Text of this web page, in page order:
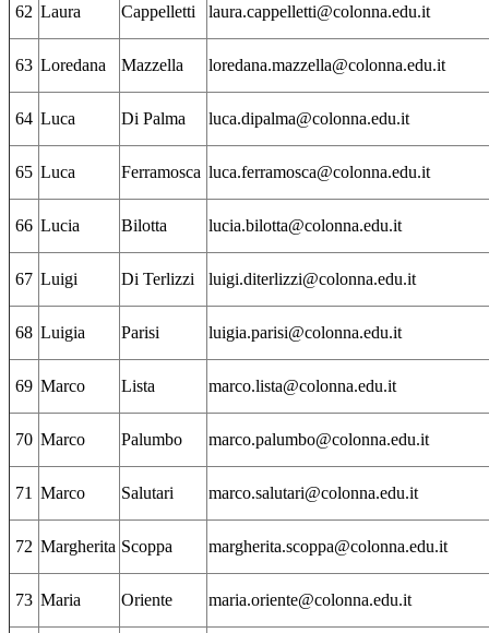
62 Laura Cappelletti laura.cappelletti@colonna.edu.it
63 Loredana Mazzella loredana.mazzella@colonna.edu.it
64 Luca Di Palma luca.dipalma@colonna.edu.it
65 Luca Ferramosca luca.ferramosca@colonna.edu.it
66 Lucia Bilotta lucia.bilotta@colonna.edu.it
67 Luigi Di Terlizzi luigi.diterlizzi@colonna.edu.it
68 Luigia Parisi luigia.parisi@colonna.edu.it
69 Marco Lista marco.lista@colonna.edu.it
70 Marco Palumbo marco.palumbo@colonna.edu.it
71 Marco Salutari marco.salutari@colonna.edu.it
72 Margherita Scoppa margherita.scoppa@colonna.edu.it
73 Maria Oriente maria.oriente@colonna.edu.it